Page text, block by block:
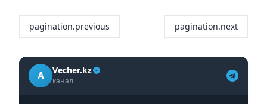
pagination.previous pagination.next
A Vecher.kz
канал